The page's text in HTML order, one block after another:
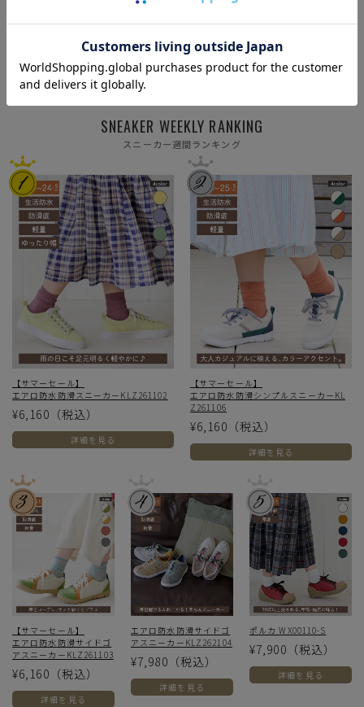
ジブズXJ252335
（税込）
詳細を見る
エアロクロスゴムサンダ
¥5,519（税込）
2WAYコンビサンダル KH
¥4,720
SNEAKER WEEKLY RANKING
スニーカー週間ランキング
【サマーセール】
エアロ防水防滑スニーカーKLZ261102
¥6,160 （税込）
詳細を見る
【サマーセール】
エアロ防水防滑シンプルスニーカーKL
Z261106
¥6,160 （税込）
詳細を見る
【サマーセール】
エアロ防水防滑サイドゴ
アスニーカーKLZ261103
¥6,160 （税込）
詳細を見る
エアロ防水防滑サイドゴ
アスニーカーKLZ262104
¥7,980 （税込）
詳細を見る
ポルカ WX00110-S
¥7,900 （税込）
詳細を見る